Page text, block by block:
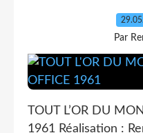
Par
TOUT L’OR DU
1961 Réalisation :